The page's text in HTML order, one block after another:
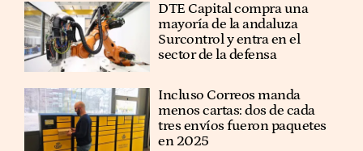
DTE Capital compra una
mayoría de la andaluza
Surcontrol y entra en el
sector de la defensa
Incluso Correos manda
menos cartas: dos de cada
tres envíos fueron paquetes
en 2025